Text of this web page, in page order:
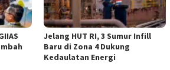
Jelang HUT RI, 3 Sumur Infill
Baru di Zona 4 Dukung
Kedaulatan Energi